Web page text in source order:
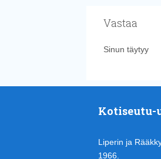
Vastaa
Sinun täytyy
Kotiseutu-
Liperin ja
1966.